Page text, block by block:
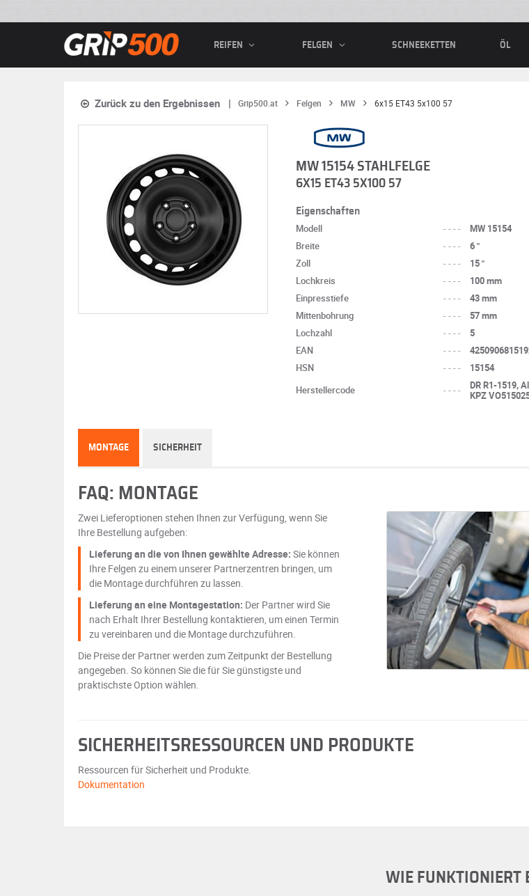
REIFEN FELGEN SCHNEEKETTEN ÖL
Zurück zu den Ergebnissen Grip500.at Felgen MW 6x15 ET43 5x100 57
MW 15154 STAHLFELGE
6X15 ET43 5X100 57
Eigenschaften
Modell ----
MW 15154
Breite
----
6 "
Zoll
----
15 "
Lochkreis
----
100 mm
Einpresstiefe
----
43 mm
Mittenbohrung
----
57 mm
Lochzahl
----
5
EAN
----
HSN
----
15154
Herstellercode
----
DR R1-1519,
KPZ
MONTAGE SICHERHEIT
FAQ: MONTAGE
Zwei Lieferoptionen stehen Ihnen zur Verfügung, wenn Sie
Ihre Bestellung aufgeben:
Lieferung an die von Ihnen gewählte Adresse: Sie können
Ihre Felgen zu einem unserer Partnerzentren bringen, um
die Montage durchführen zu lassen.
Lieferung an eine Montagestation: Der Partner wird Sie
nach Erhalt Ihrer Bestellung kontaktieren, um einen Termin
zu vereinbaren und die Montage durchzuführen.
Die Preise der Partner werden zum Zeitpunkt der Bestellung
angegeben. So können Sie die für Sie günstigste und
praktischste Option wählen.
SICHERHEITSRESSOURCEN UND PRODUKTE
Ressourcen für Sicherheit und Produkte.
Dokumentation
WIE FUNKTIONIERT